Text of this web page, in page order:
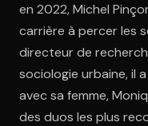
en 2022, Michel
carrière à percer les
directeur de
sociologie urbaine, il
avec sa femme,
des duos les plus